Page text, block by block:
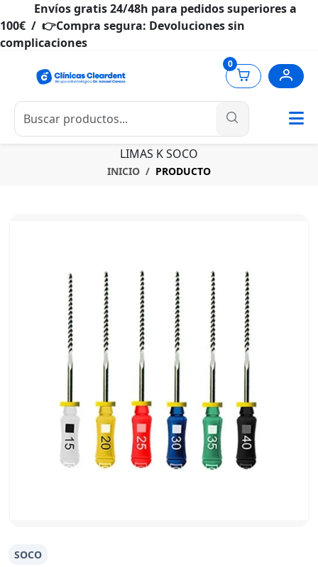
Envíos gratis 24/48h para pedidos superiores a
100€ / 👉Compra segura: Devoluciones sin
complicaciones
0
LIMAS K SOCO
INICIO PRODUCTO
SOCO